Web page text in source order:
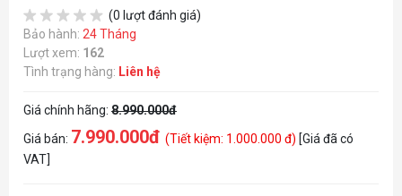
(0 lượt đánh giá)
Bảo hành: 24 Tháng
Lượt xem: 162
Tình trạng hàng: Liên hệ
Giá chính hãng: 8.990.000đ
Giá bán: 7.990.000đ (Tiết kiệm: 1.000.000 đ) [Giá đã có
VAT]